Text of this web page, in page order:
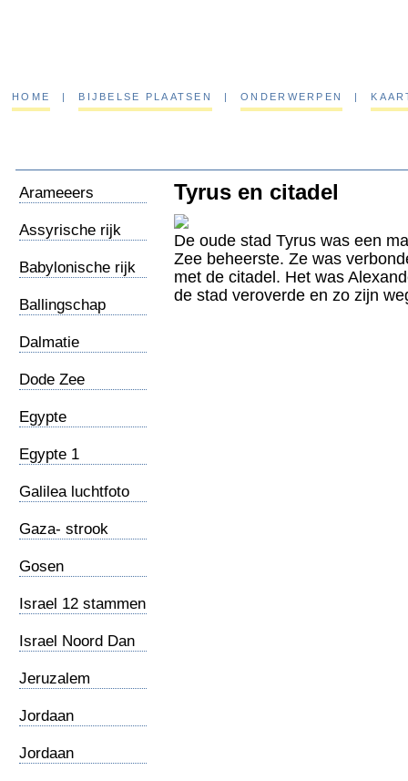
HOME | BIJBELSE PLAATSEN | ONDERWERPEN |
Arameeers
Assyrische rijk
Babylonische rijk
Ballingschap
Dalmatie
Dode Zee
Egypte
Egypte 1
Galilea luchtfoto
Gaza- strook
Gosen
Israel 12 stammen
Israel Noord Dan
Jeruzalem
Jordaan
Jordaan
Tyrus en citadel
De oude stad Tyrus was een
Zee beheerste. Ze was
met de citadel. Het was
de stad veroverde en zo zijn